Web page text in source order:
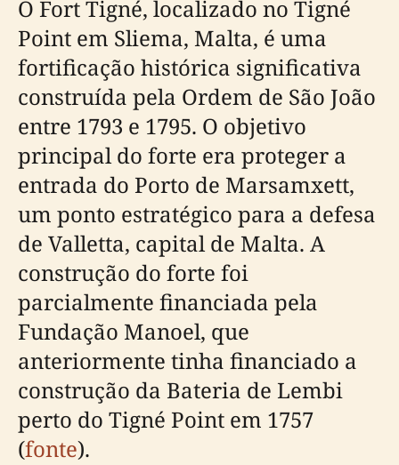
O Fort Tigné, localizado no Tigné
Point em Sliema, Malta, é uma
fortificação histórica significativa
construída pela Ordem de São João
entre 1793 e 1795. O objetivo
principal do forte era proteger a
entrada do Porto de Marsamxett,
um ponto estratégico para a defesa
de Valletta, capital de Malta. A
construção do forte foi
parcialmente financiada pela
Fundação Manoel, que
anteriormente tinha financiado a
construção da Bateria de Lembi
perto do Tigné Point em 1757
(fonte).